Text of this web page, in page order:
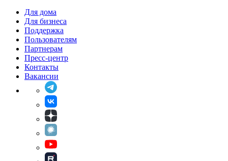
Для дома
Для бизнеса
Поддержка
Пользователям
Партнерам
Пресс-центр
Контакты
Вакансии